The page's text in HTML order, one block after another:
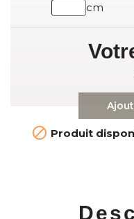
cm
 Produit